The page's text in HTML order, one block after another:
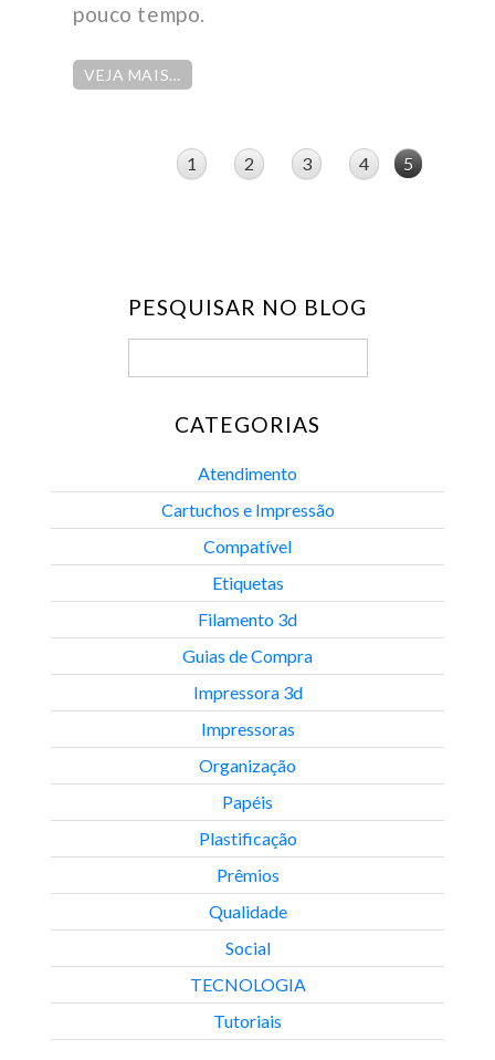
pouco tempo.
VEJA MAIS…
1 2 3 4 5
PESQUISAR NO BLOG
CATEGORIAS
Atendimento
Cartuchos e Impressão
Compatível
Etiquetas
Filamento 3d
Guias de Compra
Impressora 3d
Impressoras
Organização
Papéis
Plastificação
Prêmios
Qualidade
Social
TECNOLOGIA
Tutoriais